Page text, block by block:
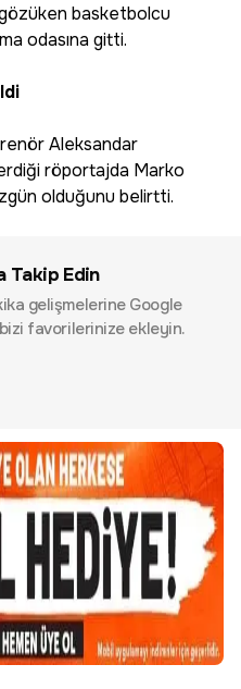
basketbolcu
odasına gitti.
Aleksandar
röportajda Marko
olduğunu belirtti.
Takip Edin
gelişmelerine Google
favorilerinize ekleyin.